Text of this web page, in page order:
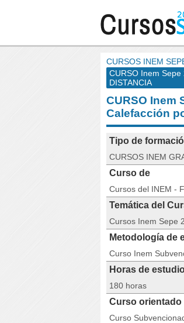
CURSOS INEM
CURSO Inem
DISTANCIA
CURSO Inem
Calefacción
Tipo de
CURSOS INEM
Curso de
Cursos del INEM -
Temática del
Cursos Inem Sepe
Metodología de
Curso Inem
Horas de
180 horas
Curso orientado
Curso